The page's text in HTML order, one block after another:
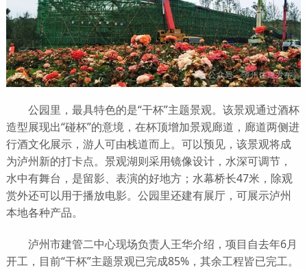
公园里，最具特色的是“干杯”主题景观。该景观通过酒杯
造型展现出“碰杯”的意境，在杯顶增加景观廊道，廊道两侧进
行酒文化展示，游人可由栈道而上。可以预见，该景观将成
为泸州新的打卡点。景观湖则采用镜像设计，水深可调节，
水中有舞台，是留影、表演的好地方；水幕桥长47米，除观
赏外还可以用于播放电影。公园里还建有展厅，可展示泸州
本地各种产品。
泸州市建管二中心现场负责人王华介绍，项目自去年6月
开工，目前“干杯”主题景观已完成85%，其余工程皆已完工。